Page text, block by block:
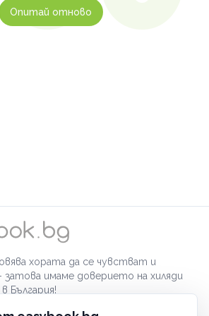
Опитай отново
хората да се чувстват и
имаме доверието на хиляди
България!